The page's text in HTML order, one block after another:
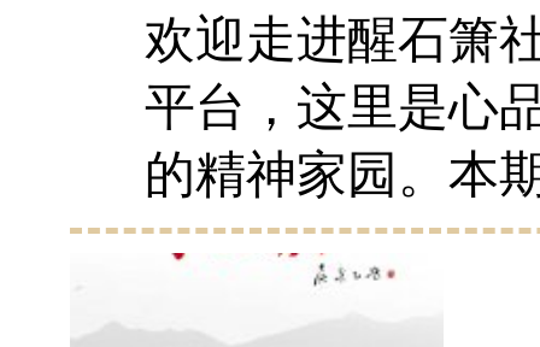
欢迎走进醒石箫
平台，这里是心
的精神家园。本
同欣赏广州知名
先生的奇在藏品